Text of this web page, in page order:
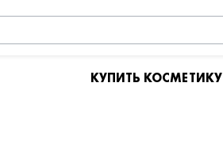
КУПИТЬ КОСМЕТИКУ